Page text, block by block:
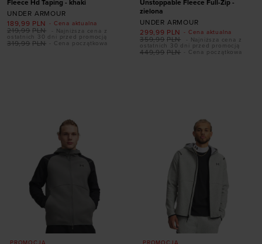
Fleece Hd Taping - khaki
UNDER ARMOUR
- Cena aktualna
189,99 PLN
- Cena początkowa
319,99 PLN
219,99 PLN
- Najniższa cena z
ostatnich 30 dni przed promocją
Dodaj produkt w
Unstoppable Fleece Full-Zip -
zielona
UNDER ARMOUR
- Cena aktualna
299,99 PLN
- Cena początkowa
449,99 PLN
359,99 PLN
- Najniższa cena z
ostatnich 30 dni przed promocją